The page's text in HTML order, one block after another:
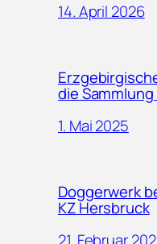
14. April 2026
die
1. Mai 2025
Doggerwerk
KZ Hersbruck